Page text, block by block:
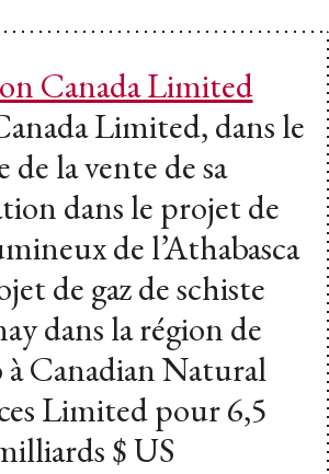
Canada Limited
Limited, dans le
de la vente de sa
dans le projet de
de l’Athabasca
de gaz de schiste
dans la région de
Canadian Natural
Limited pour 6,5
$ US